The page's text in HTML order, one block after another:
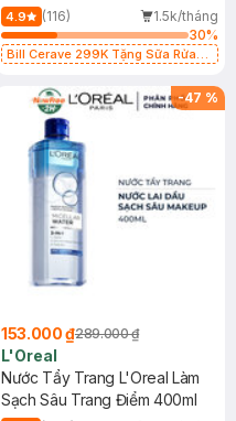
473ml
4.9 (116)
1.5k/tháng
30%
Bill Cerave 299K Tặng Sữa Rửa
-47 %
153.000 ₫289.000 ₫
L'Oreal
Nước Tẩy Trang L'Oreal Làm
Sạch Sâu Trang Điểm 400ml